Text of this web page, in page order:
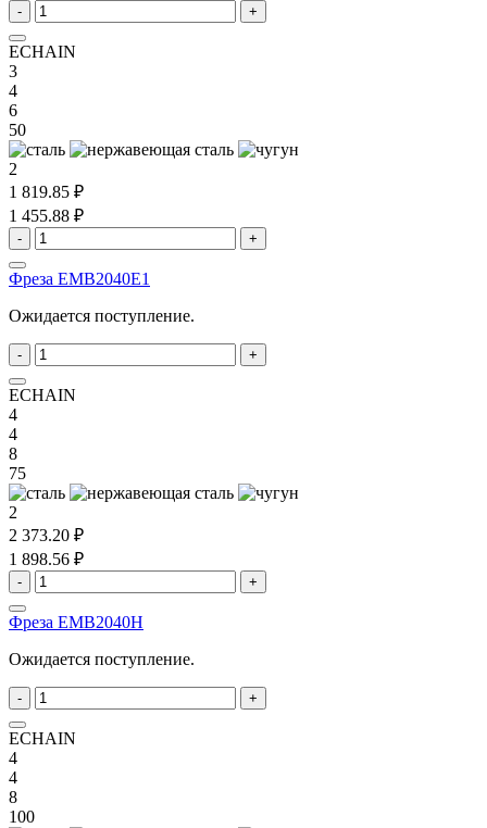
- +
ECHAIN
3
4
6
50
2
1 819.85 ₽
1 455.88 ₽
- +
Фреза EMB2040E1
Ожидается поступление.
- +
ECHAIN
4
4
8
75
2
2 373.20 ₽
1 898.56 ₽
- +
Фреза EMB2040H
Ожидается поступление.
- +
ECHAIN
4
4
8
100